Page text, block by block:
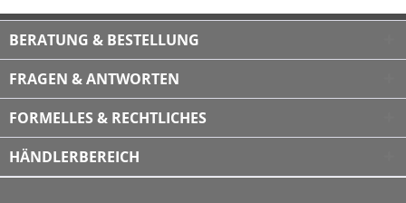
BERATUNG & BESTELLUNG
FRAGEN & ANTWORTEN
FORMELLES & RECHTLICHES
HÄNDLERBEREICH